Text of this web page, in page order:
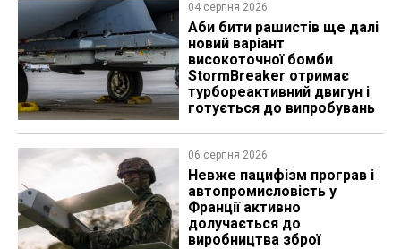
04 серпня 2026
Аби бити рашистів ще далі
новий варіант
високоточної бомби
StormBreaker отримає
турбореактивний двигун і
готується до випробувань
06 серпня 2026
Невже пацифізм програв і
автопромисловість у
Франції активно
долучається до
виробництва зброї